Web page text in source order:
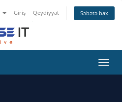
Giriş Qeydiyyat Səbətə bax
keçid